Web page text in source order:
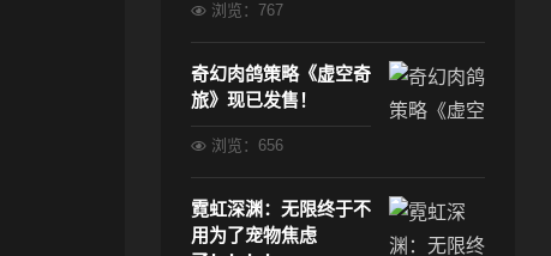
浏览：767
奇幻肉鸽策略《虚空奇
旅》现已发售！
浏览：656
霓虹深渊：无限终于不
用为了宠物焦虑